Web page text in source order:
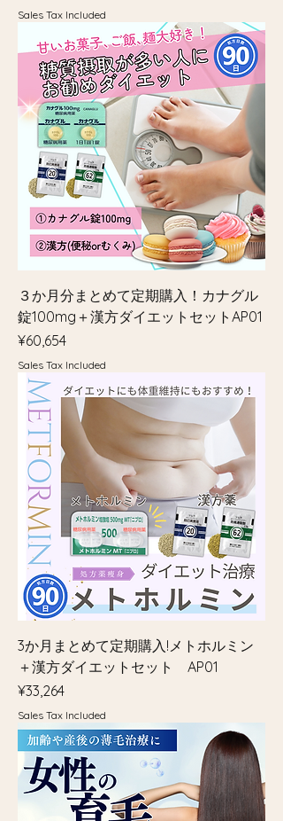
Sales Tax Included
３か月分まとめて定期購入！カナグル
錠100mg＋漢方ダイエットセットAP01
Price
¥60,654
Sales Tax Included
3か月まとめて定期購入!メトホルミン
＋漢方ダイエットセット AP01
Price
¥33,264
Sales Tax Included